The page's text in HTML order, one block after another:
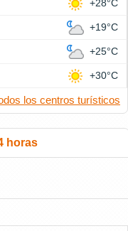
+28°C
+19°C
+25°C
+30°C
los centros turísticos
horas